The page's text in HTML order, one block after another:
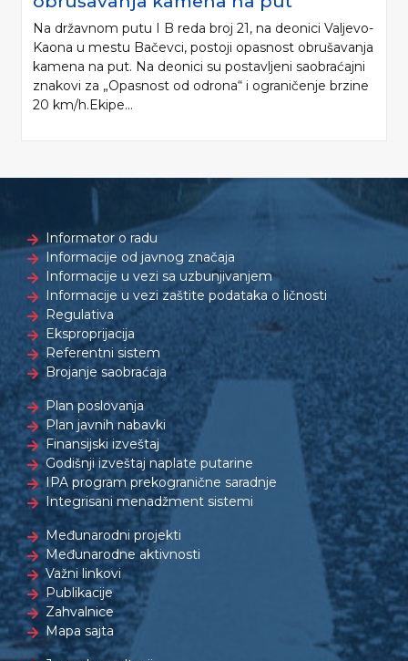
Na državnom putu I B reda broj 21, na deonici Valjevo-
Kaona u mestu Bačevci, postoji opasnost obrušavanja
kamena na put. Na deonici su postavljeni saobraćajni
znakovi za „Opasnost od odrona“ i ograničenje brzine
20 km/h.Ekipe...
Informator o radu
Informacije od javnog značaja
Informacije u vezi sa uzbunjivanjem
Informacije u vezi zaštite podataka o ličnosti
Regulativa
Eksproprijacija
Referentni sistem
Brojanje saobraćaja
Plan poslovanja
Plan javnih nabavki
Finansijski izveštaj
Godišnji izveštaj naplate putarine
IPA program prekogranične saradnje
Integrisani menadžment sistemi
Međunarodni projekti
Međunarodne aktivnosti
Važni linkovi
Publikacije
Zahvalnice
Mapa sajta